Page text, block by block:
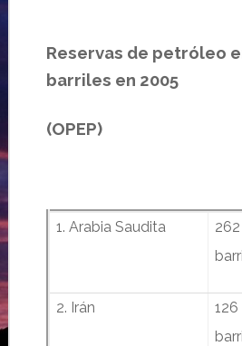
Reservas de petróleo
barriles en 2005
(OPEP)
1. Arabia Saudita
2. Irán